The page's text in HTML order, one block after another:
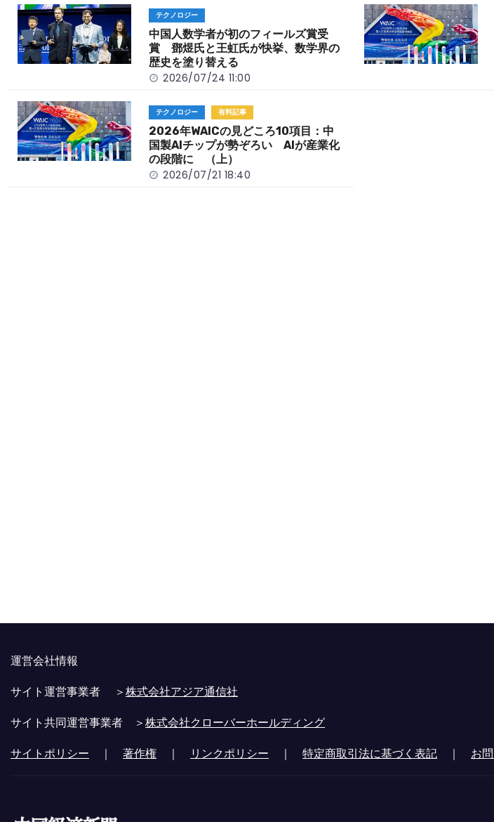
o
o
k
t
k
テクノロジー
中国人数学者が初のフィールズ賞受
賞 鄧煜氏と王虹氏が快挙、数学界の
歴史を塗り替える
2026/07/24 11:00
テクノロジー 有料記事
2026年WAICの見どころ10項目：中
国製AIチップが勢ぞろい AIが産業化
の段階に （上）
2026/07/21 18:40
運営会社情報
サイト運営事業者 ＞株式会社アジア通信社
サイト共同運営事業者 ＞株式会社クローバーホールディング
サイトポリシー ｜ 著作権 ｜ リンクポリシー ｜ 特定商取引法に基づく表記 ｜ お